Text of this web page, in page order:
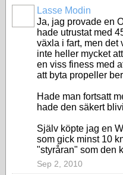
Lasse Modin
Ja, jag provade en
hade utrustat med
växla i fart, men det
inte heller mycket
en viss finess med
att byta propeller
Hade man fortsatt
hade den säkert
Själv köpte jag en
som gick minst 10
"styråran" som den
Sep 2, 2010